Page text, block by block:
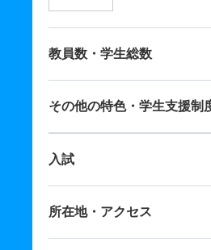
教員数・学生総数
その他の特色・学生支援制
入試
所在地・アクセス